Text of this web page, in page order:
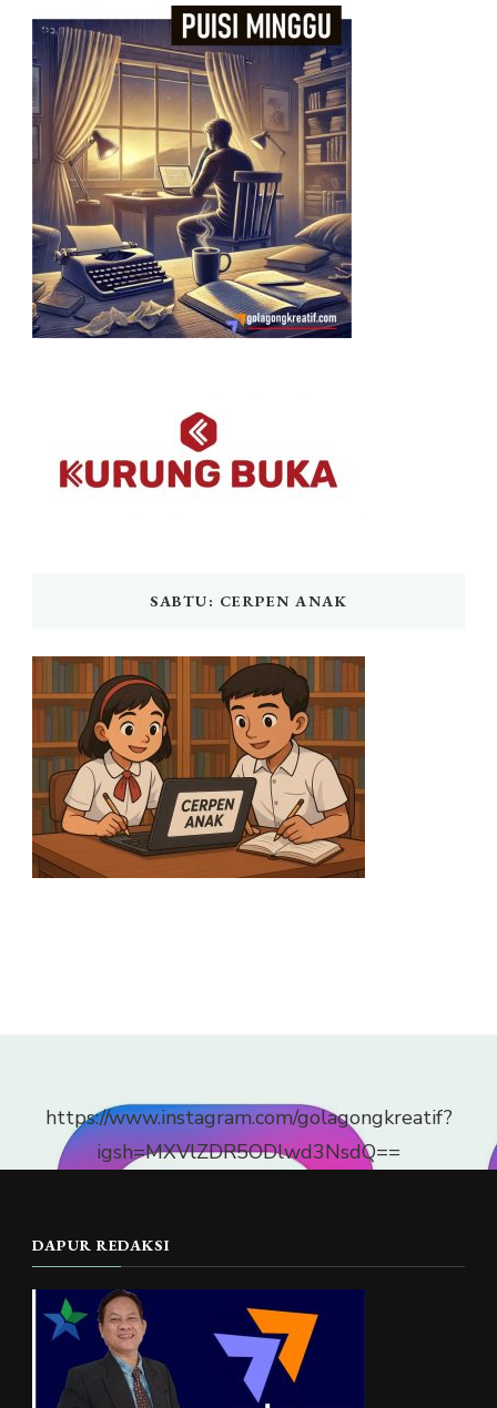
SABTU: CERPEN ANAK
https://www.instagram.com/golagongkreatif?
igsh=MXVlZDR5ODlwd3NsdQ==
DAPUR REDAKSI